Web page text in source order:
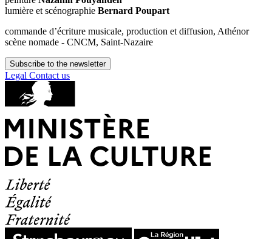
lumière et scénographie Bernard Poupart
commande d’écriture musicale, production et diffusion, Athénor
scène nomade - CNCM, Saint-Nazaire
Subscribe to the newsletter
Legal Contact us